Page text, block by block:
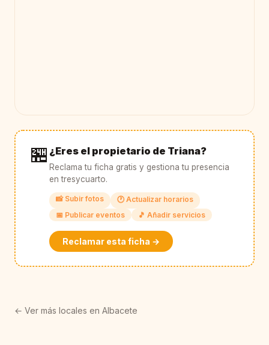
🏪 ¿Eres el propietario de Triana?
Reclama tu ficha gratis y gestiona tu presencia
en tresycuarto.
📸 Subir fotos
🕐 Actualizar horarios
📅 Publicar eventos
🎵 Añadir servicios
Reclamar esta ficha →
← Ver más locales en Albacete